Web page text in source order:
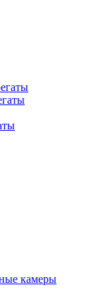
камеры